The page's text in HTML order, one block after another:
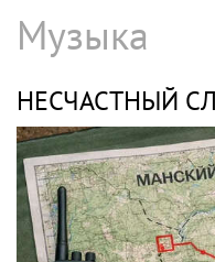
Музыка
НЕСЧАСТНЫЙ